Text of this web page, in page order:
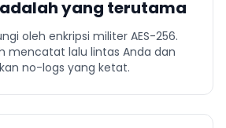
yang terutama
oleh enkripsi militer AES-256.
mencatat lalu lintas Anda dan
no-logs yang ketat.